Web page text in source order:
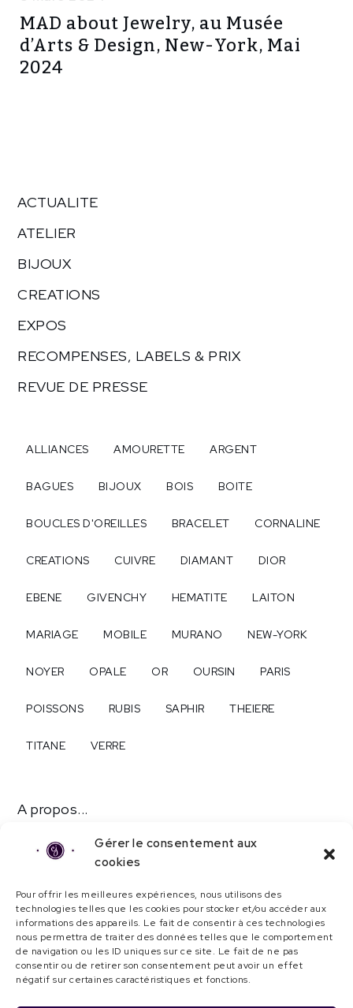
Gérer le consentement aux
cookies
Pour offrir les meilleures expériences, nous utilisons des
technologies telles que les cookies pour stocker et/ou accéder aux
informations des appareils. Le fait de consentir à ces technologies
nous permettra de traiter des données telles que le comportement
de navigation ou les ID uniques sur ce site. Le fait de ne pas
consentir ou de retirer son consentement peut avoir un effet
négatif sur certaines caractéristiques et fonctions.
MAD about Jewelry, au Musée
d’Arts & Design, New-York, Mai
2024
ACTUALITE
ATELIER
BIJOUX
CREATIONS
EXPOS
RECOMPENSES, LABELS & PRIX
REVUE DE PRESSE
ALLIANCES AMOURETTE ARGENT
BAGUES BIJOUX BOIS BOITE
BOUCLES D'OREILLES BRACELET CORNALINE
CREATIONS CUIVRE DIAMANT DIOR
EBENE GIVENCHY HEMATITE LAITON
MARIAGE MOBILE MURANO NEW-YORK
NOYER OPALE OR OURSIN PARIS
POISSONS RUBIS SAPHIR THEIERE
TITANE VERRE
A propos...
Contact
Mentions légales
Politique de confidentialité
Politique de cookies (UE)
© Camille Jacquemin 2023 | Tous droits
réservés